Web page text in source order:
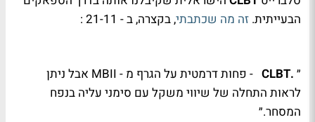
הבעייתית. זה מה שכתבתי, בקצרה, ב - 21-11 :
״ .
CLBT - פחות דרמטית על הגרף מ - MBII אבל ניתן
לראות התחלה של שיווי משקל עם סימני עליה בנפח
המסחר.״